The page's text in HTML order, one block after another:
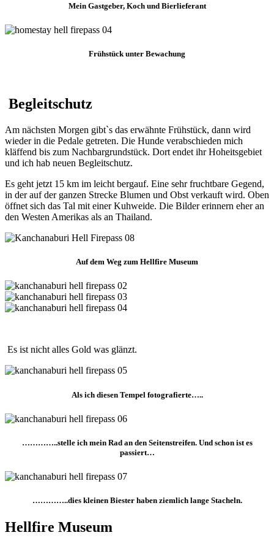
Mein Gastgeber, Koch und Bierlieferant
Frühstück unter Bewachung
Begleitschutz
Am nächsten Morgen gibt`s das erwähnte Frühstück, dann wird
wieder in die Pedale getreten. Die Hunde verabschieden mich
kläffend bis zum Nachbargrundstück. Dort endet ihr Hoheitsgebiet
und ich hab neuen Begleitschutz.
Es geht jetzt 15 km im leicht bergauf. Eine sehr fruchtbare Gegend,
in der auf der ganzen Strecke Blumen und Obst verkauft wird. Oben
öffnet sich das Tal mit einer Kuhweide. Die Bilder erinnern eher an
den Westen Amerikas als an Thailand.
Auf dem Weg zum Hellfire Museum
Es ist nicht alles Gold was glänzt.
Als ich diesen Tempel fotografierte…..
…………..stelle ich mein Rad an den Seitenstreifen. Und schon ist es
passiert…
…………..dies kleinen Biester haben ziemlich lange Stacheln.
Hellfire Museum